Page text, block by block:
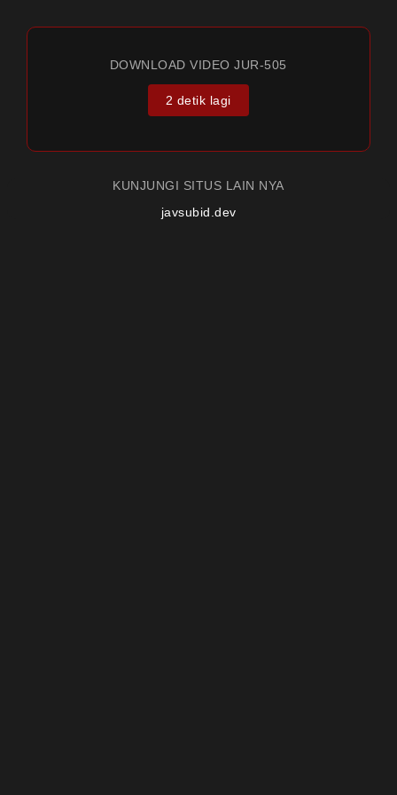
DOWNLOAD VIDEO JUR-505
2 detik lagi
KUNJUNGI SITUS LAIN NYA
javsubid.dev